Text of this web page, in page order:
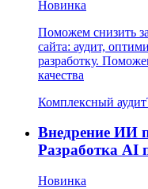
Новинка
Поможем снизить
сайта: аудит,
разработку.
качества
Комплексный аудит
Внедрение ИИ
Разработка AI
Новинка